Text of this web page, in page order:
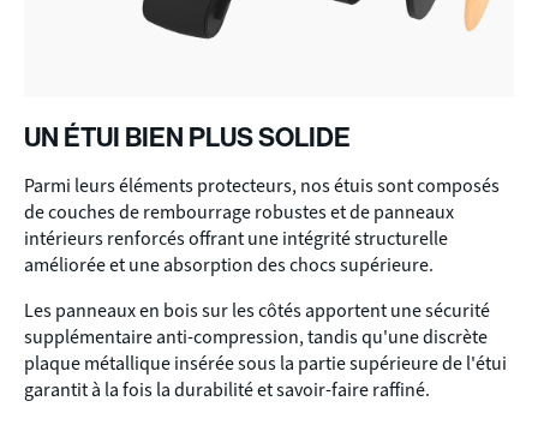
UN ÉTUI BIEN PLUS SOLIDE
Parmi leurs éléments protecteurs, nos étuis sont composés
de couches de rembourrage robustes et de panneaux
intérieurs renforcés offrant une intégrité structurelle
améliorée et une absorption des chocs supérieure.
Les panneaux en bois sur les côtés apportent une sécurité
supplémentaire anti-compression, tandis qu'une discrète
plaque métallique insérée sous la partie supérieure de l'étui
garantit à la fois la durabilité et savoir-faire raffiné.